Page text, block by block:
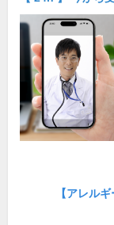
【アレル